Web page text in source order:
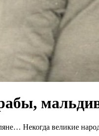
Некогда великие